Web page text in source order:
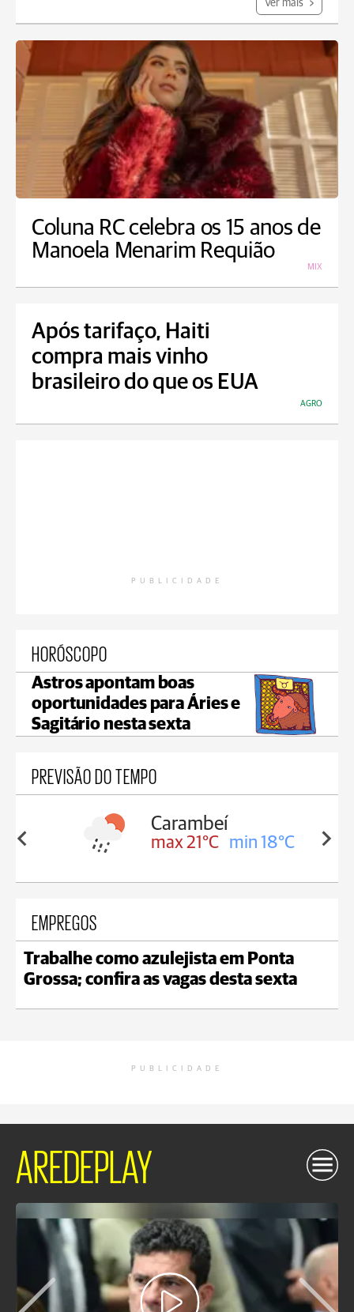
Ver mais
Coluna RC celebra os 15 anos de
Manoela Menarim Requião
MIX
Após tarifaço, Haiti
compra mais vinho
brasileiro do que os EUA
AGRO
PUBLICIDADE
HORÓSCOPO
Astros apontam boas
oportunidades para Áries e
Sagitário nesta sexta
PREVISÃO DO TEMPO
18°C
Carambeí
max 21°C min 18°C
EMPREGOS
Trabalhe como azulejista em Ponta
Grossa; confira as vagas desta sexta
PUBLICIDADE
AREDEPLAY